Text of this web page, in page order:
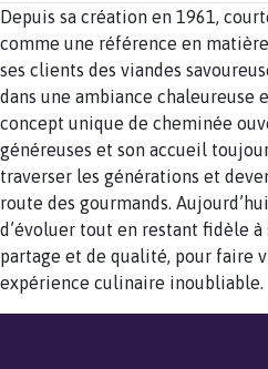
Depuis sa création en 1961,
comme une référence en
ses clients des viandes
dans une ambiance chaleureuse
concept unique de cheminée
généreuses et son accueil
traverser les générations et
route des gourmands.
d’évoluer tout en restant ­fidèle
partage et de qualité, pour faire
expérience culinaire inoubliable.